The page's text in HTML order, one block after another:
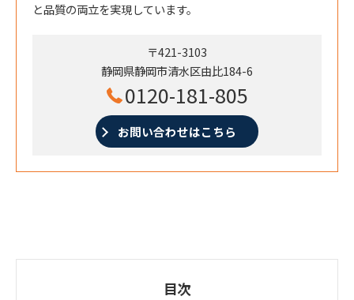
と品質の両立を実現しています。
〒421-3103
静岡県静岡市清水区由比184-6
0120-181-805
お問い合わせはこちら
目次